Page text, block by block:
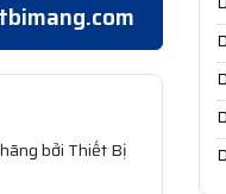
bởi Thiết Bị